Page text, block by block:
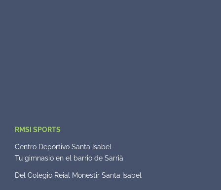
RMSI SPORTS
Centro Deportivo Santa Isabel
Tu gimnasio en el barrio de Sarrià
Del Colegio Reial Monestir Santa Isabel